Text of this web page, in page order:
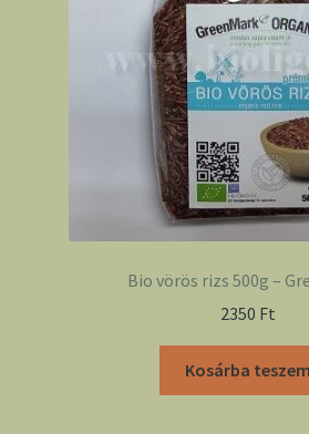
Bio vörös rizs 500g –
2350 Ft
Kosárba teszem